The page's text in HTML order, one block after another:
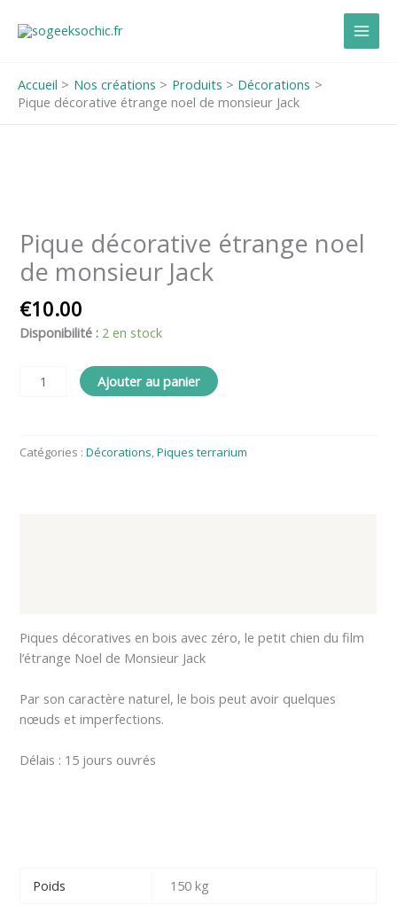
Accueil
Nos créations Produits
Décorations
Pique décorative étrange noel de monsieur Jack
Pique décorative étrange noel
de monsieur Jack
€10.00
Disponibilité : 2 en stock
Pique
décorative
étrange
de
monsieur
Ajouter au panier
Catégories :Décorations,Piques terrarium
Piques décoratives en bois avec zéro, le petit chien du film
l’étrange Noel de Monsieur Jack
Par son caractère naturel, le bois peut avoir quelques
nœuds et imperfections.
Délais : 15 jours ouvrés
Poids 150 kg